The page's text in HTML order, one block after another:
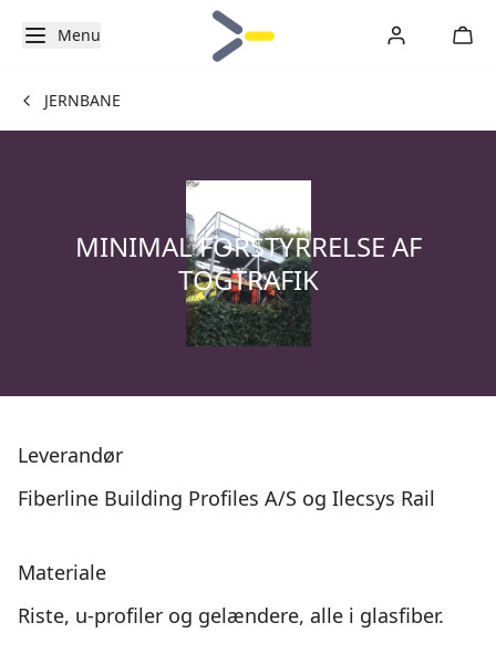
Menu
JERNBANE
MINIMAL FORSTYRRELSE AF
TOGTRAFIK
Leverandør
Fiberline Building Profiles A/S og Ilecsys Rail
Materiale
Riste, u-profiler og gelændere, alle i glasfiber.